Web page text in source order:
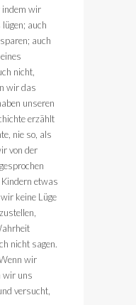
indem wir
auch
auch
nicht,
wir das
unseren
erzählt
nie so, als
von der
etwas
keine Lüge
nicht sagen.
wir
wir uns
versucht,